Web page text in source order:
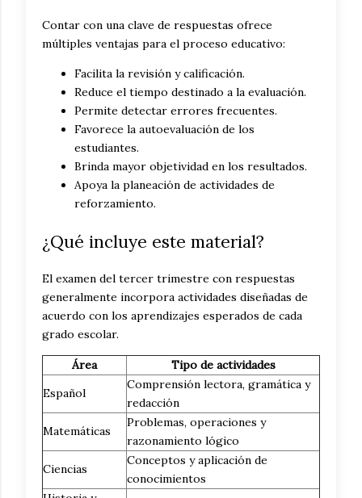
Contar con una clave de respuestas ofrece
múltiples ventajas para el proceso educativo:
Facilita la revisión y calificación.
Reduce el tiempo destinado a la evaluación.
Permite detectar errores frecuentes.
Favorece la autoevaluación de los
estudiantes.
Brinda mayor objetividad en los resultados.
Apoya la planeación de actividades de
reforzamiento.
¿Qué incluye este material?
El examen del tercer trimestre con respuestas
generalmente incorpora actividades diseñadas de
acuerdo con los aprendizajes esperados de cada
grado escolar.
Área
Tipo de actividades
Español
Comprensión lectora, gramática y
redacción
Matemáticas
Problemas, operaciones y
razonamiento lógico
Ciencias
Conceptos y aplicación de
conocimientos